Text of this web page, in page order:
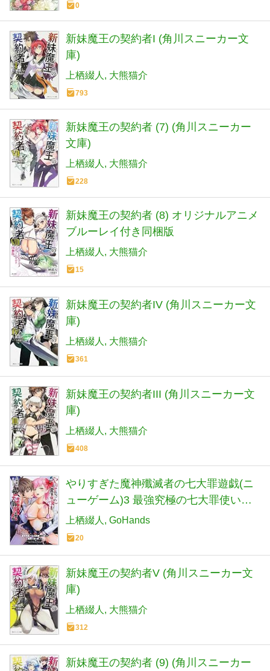
0
新妹魔王の契約者I (角川スニーカー文
庫)
上栖綴人 大熊猫介
793
新妹魔王の契約者 (7) (角川スニーカー
文庫)
上栖綴人 大熊猫介
228
新妹魔王の契約者 (8) オリジナルアニメ
ブルーレイ付き同梱版
上栖綴人 大熊猫介
15
新妹魔王の契約者IV (角川スニーカー文
庫)
上栖綴人 大熊猫介
361
新妹魔王の契約者III (角川スニーカー文
庫)
上栖綴人 大熊猫介
408
やりすぎた魔神殲滅者の七大罪遊戯(ニ
ューゲーム)3 最強究極の七大罪使いは
淫らな南国を創り楽しむ (講談社ラノベ
文庫 う 4-1-3)
上栖綴人 GoHands
20
新妹魔王の契約者V (角川スニーカー文
庫)
上栖綴人 大熊猫介
312
新妹魔王の契約者 (9) (角川スニーカー